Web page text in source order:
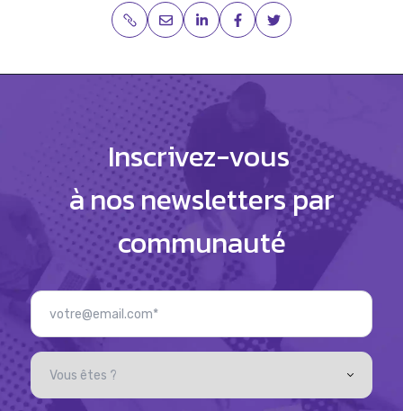
Inscrivez-vous
à nos newsletters par
communauté